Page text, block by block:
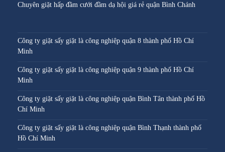
Chuyên giặt hấp đầm cưới đầm dạ hội giá rẻ quận Bình Chánh
Công ty giặt sấy giặt là công nghiệp quận 8 thành phố Hồ Chí
Minh
Công ty giặt sấy giặt là công nghiệp quận 9 thành phố Hồ Chí
Minh
Công ty giặt sấy giặt là công nghiệp quận Bình Tân thành phố Hồ
Chí Minh
Công ty giặt sấy giặt là công nghiệp quận Bình Thạnh thành phố
Hồ Chí Minh